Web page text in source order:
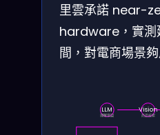
里雲承諾 near-
hardware，實
間，對電商場景夠
LLM
理解意圖
Vision
商品檢索